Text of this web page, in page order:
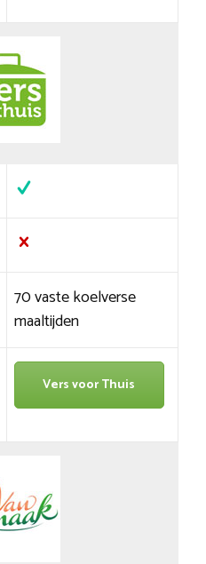
70 vaste koelverse
maaltijden
Vers voor Thuis